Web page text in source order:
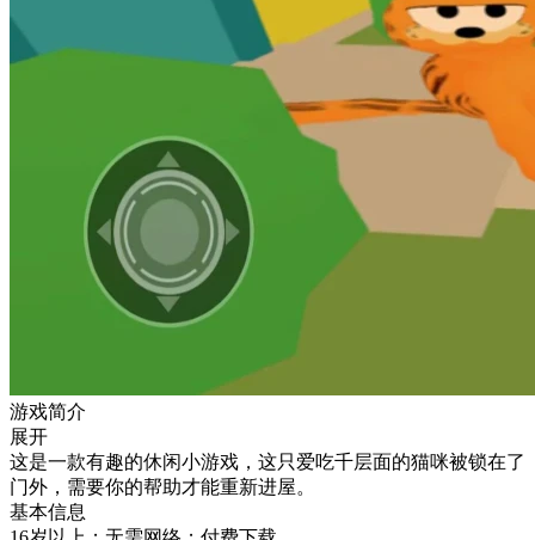
游戏简介
展开
这是一款有趣的休闲小游戏，这只爱吃千层面的猫咪被锁在了
门外，需要你的帮助才能重新进屋。
基本信息